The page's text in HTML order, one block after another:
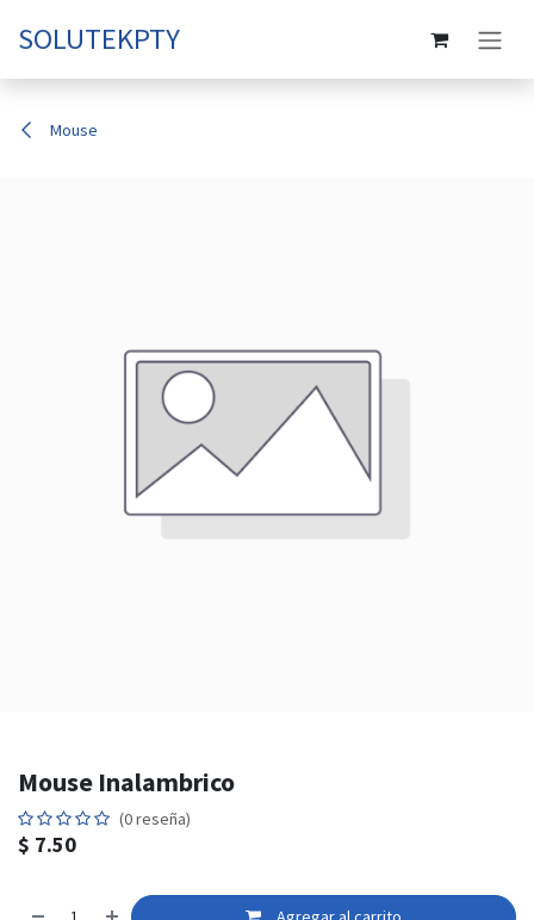
SOLUTEKPTY
Mouse
Mouse Inalambrico
(0 reseña)
$ 7.50